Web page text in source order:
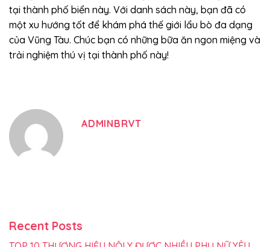
tại thành phố biển này. Với danh sách này, bạn đã có
một xu hướng tốt để khám phá thế giới lẩu bò đa dạng
của Vũng Tàu. Chúc bạn có những bữa ăn ngon miệng và
trải nghiệm thú vị tại thành phố này!
ADMINBRVT
Recent Posts